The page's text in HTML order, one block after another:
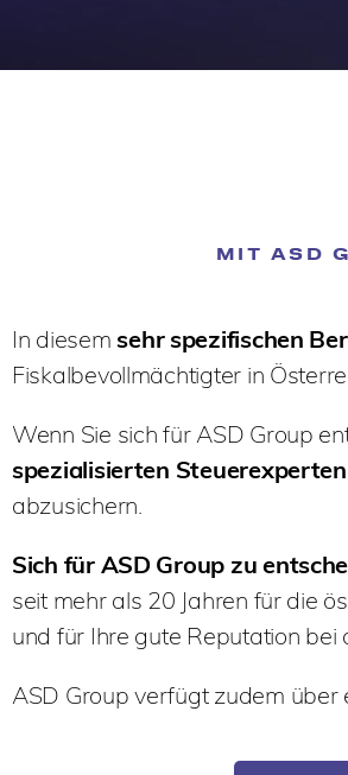
MIT ASD
In diesemsehr spezifischen
Fiskalbevollmächtigter in
Wenn Sie sich für ASD Group
spezialisierten Steuerexperten
abzusichern.
Sich für ASD Group zu
seit mehr als 20 Jahren für die
und für Ihre gute Reputation bei
ASD Group verfügt zudem über